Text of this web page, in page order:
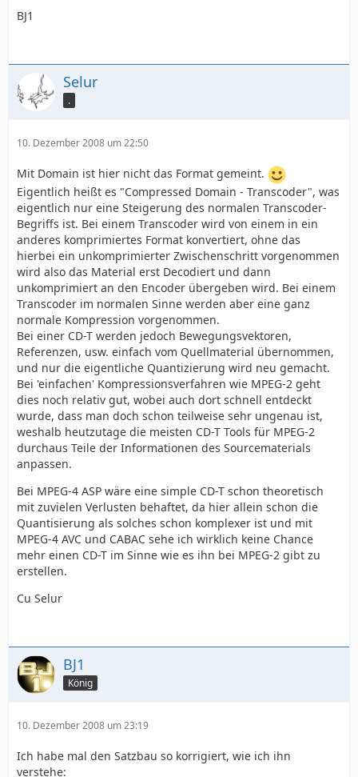
BJ1
Selur
.
10. Dezember 2008 um 22:50
Mit Domain ist hier nicht das Format gemeint.
Eigentlich heißt es "Compressed Domain - Transcoder", was
eigentlich nur eine Steigerung des normalen Transcoder-
Begriffs ist. Bei einem Transcoder wird von einem in ein
anderes komprimiertes Format konvertiert, ohne das
hierbei ein unkomprimierter Zwischenschritt vorgenommen
wird also das Material erst Decodiert und dann
unkomprimiert an den Encoder übergeben wird. Bei einem
Transcoder im normalen Sinne werden aber eine ganz
normale Kompression vorgenommen.
Bei einer CD-T werden jedoch Bewegungsvektoren,
Referenzen, usw. einfach vom Quellmaterial übernommen,
und nur die eigentliche Quantizierung wird neu gemacht.
Bei 'einfachen' Kompressionsverfahren wie MPEG-2 geht
dies noch relativ gut, wobei auch dort schnell entdeckt
wurde, dass man doch schon teilweise sehr ungenau ist,
weshalb heutzutage die meisten CD-T Tools für MPEG-2
durchaus Teile der Informationen des Sourcematerials
anpassen.
Bei MPEG-4 ASP wäre eine simple CD-T schon theoretisch
mit zuvielen Verlusten behaftet, da hier allein schon die
Quantisierung als solches schon komplexer ist und mit
MPEG-4 AVC und CABAC sehe ich wirklich keine Chance
mehr einen CD-T im Sinne wie es ihn bei MPEG-2 gibt zu
erstellen.
Cu Selur
BJ1
König
10. Dezember 2008 um 23:19
Ich habe mal den Satzbau so korrigiert, wie ich ihn
verstehe: